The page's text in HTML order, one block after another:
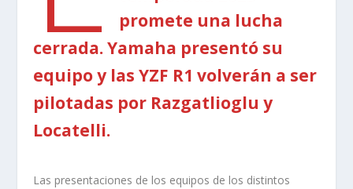
promete una lucha
cerrada. Yamaha presentó su
equipo y las YZF R1 volverán a ser
pilotadas por Razgatlioglu y
Locatelli.
Las presentaciones de los equipos de los distintos